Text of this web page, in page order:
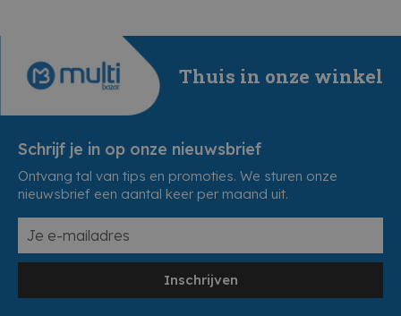
Thuis in onze winkel
Schrijf je in op onze nieuwsbrief
Ontvang tal van tips en promoties. We sturen onze
nieuwsbrief een aantal keer per maand uit.
Inschrijven